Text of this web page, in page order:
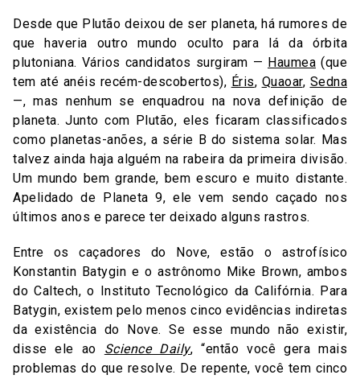
Desde que Plutão deixou de ser planeta, há rumores de
que haveria outro mundo oculto para lá da órbita
plutoniana. Vários candidatos surgiram — Haumea (que
tem até anéis recém-descobertos), Éris, Quaoar, Sedna
—, mas nenhum se enquadrou na nova definição de
planeta. Junto com Plutão, eles ficaram classificados
como planetas-anões, a série B do sistema solar. Mas
talvez ainda haja alguém na rabeira da primeira divisão.
Um mundo bem grande, bem escuro e muito distante.
Apelidado de Planeta 9, ele vem sendo caçado nos
últimos anos e parece ter deixado alguns rastros.
Entre os caçadores do Nove, estão o astrofísico
Konstantin Batygin e o astrônomo Mike Brown, ambos
do Caltech, o Instituto Tecnológico da Califórnia. Para
Batygin, existem pelo menos cinco evidências indiretas
da existência do Nove. Se esse mundo não existir,
disse ele ao Science Daily, “então você gera mais
problemas do que resolve. De repente, você tem cinco